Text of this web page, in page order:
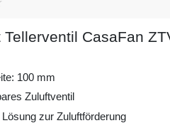
Tellerventil CasaFan
100 mm
Zuluftventil
zur Zuluftförderung